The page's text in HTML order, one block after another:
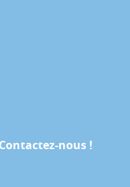
nous !